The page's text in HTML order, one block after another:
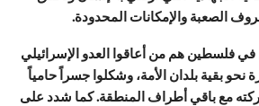
الصعبة والإمكانات المحدودة.
فلسطين هم من أعاقوا العدو الإسرائيلي
بقية بلدان الأمة، وشكلوا جسراً حامياً
مع باقي أطراف المنطقة. كما شدد على